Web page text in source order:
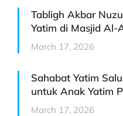
Tabligh Akbar
Yatim di Masjid Al-
March 17, 2026
Sahabat Yatim
untuk Anak Yatim
March 17, 2026